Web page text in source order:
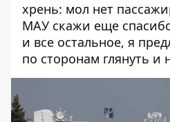
хрень: мол нет
МАУ скажи еще
и все остальное, я
по сторонам глянуть и